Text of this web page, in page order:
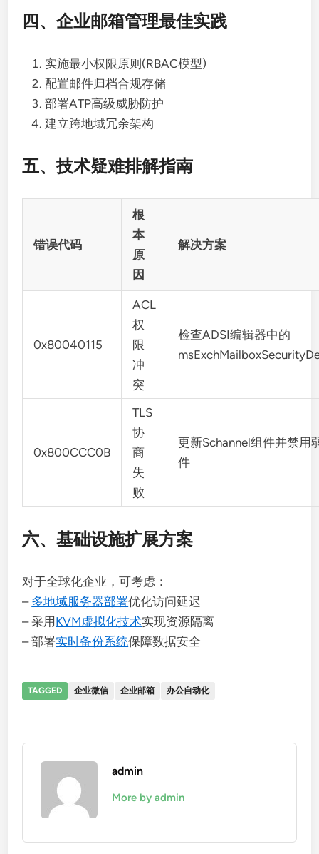
四、企业邮箱管理最佳实践
实施最小权限原则(RBAC模型)
配置邮件归档合规存储
部署ATP高级威胁防护
建立跨地域冗余架构
五、技术疑难排解指南
错误代码
根
本
原
因
解决方案
0x80040115
ACL
权
限
冲
突
检查ADSI编辑器中的
0x800CCC0B
TLS
协
商
失
败
更新Schannel组件并禁用
件
六、基础设施扩展方案
对于全球化企业，可考虑：
– 多地域服务器部署优化访问延迟
– 采用 KVM虚拟化技术实现资源隔离
– 部署实时备份系统保障数据安全
TAGGED 企业微信 企业邮箱 办公自动化
admin
More by admin